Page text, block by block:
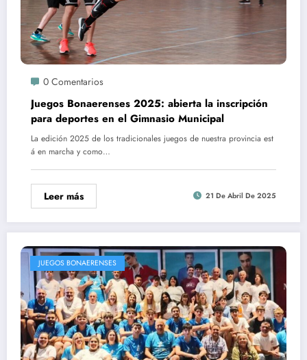
0 Comentarios
Juegos Bonaerenses 2025: abierta la inscripción
para deportes en el Gimnasio Municipal
La edición 2025 de los tradicionales juegos de nuestra provincia est
á en marcha y como…
Leer más 21 De Abril De 2025
JUEGOS BONAERENSES